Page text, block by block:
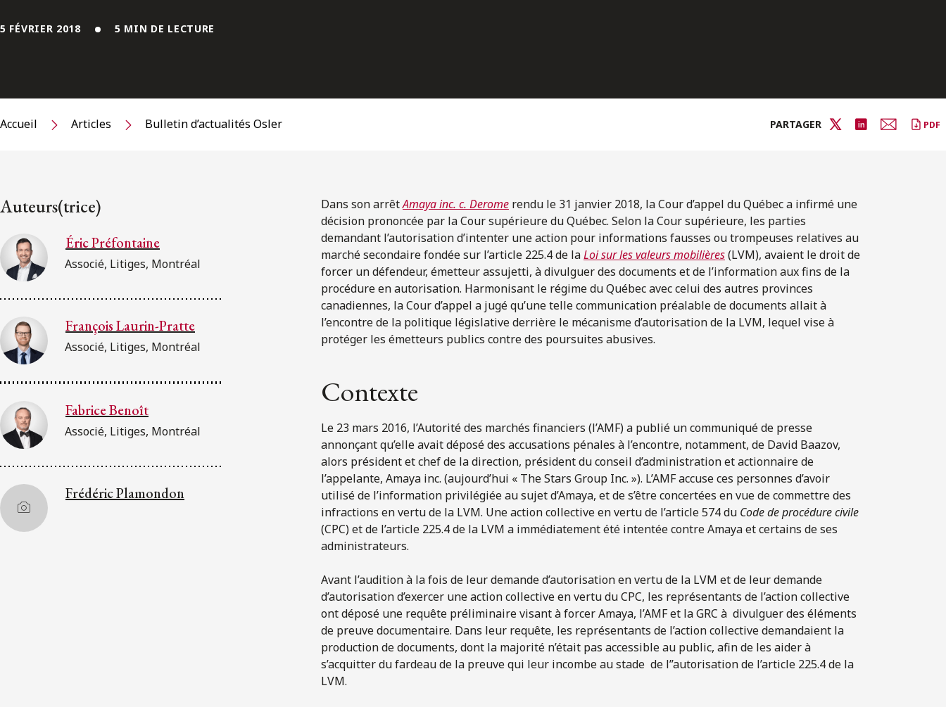
5 FÉVRIER 2018 5 MIN DE LECTURE
Accueil Articles Bulletin d’actualités Osler PARTAGER PDF
Auteurs(trice)
Éric Préfontaine
Associé, Litiges, Montréal
François Laurin-Pratte
Associé, Litiges, Montréal
Fabrice Benoît
Associé, Litiges, Montréal
Frédéric Plamondon
Dans son arrêtAmaya inc. c. Derome rendu le 31 janvier 2018, la Cour d’appel du Québec a infirmé une
décision prononcée par la Cour supérieure du Québec. Selon la Cour supérieure, les parties
demandant l’autorisation d’intenter une action pour informations fausses ou trompeuses relatives au
marché secondaire fondée sur l’article 225.4 de laLoi sur les valeurs mobilières(LVM), avaient le droit de
forcer un défendeur, émetteur assujetti, à divulguer des documents et de l’information aux fins de la
procédure en autorisation. Harmonisant le régime du Québec avec celui des autres provinces
canadiennes, la Cour d’appel a jugé qu’une telle communication préalable de documents allait à
l’encontre de la politique législative derrière le mécanisme d’autorisation de la LVM, lequel vise à
protéger les émetteurs publics contre des poursuites abusives.
Contexte
Le 23 mars 2016, l’Autorité des marchés financiers (l’AMF) a publié un communiqué de presse
annonçant qu’elle avait déposé des accusations pénales à l’encontre, notamment, de David Baazov,
alors président et chef de la direction, président du conseil d’administration et actionnaire de
l’appelante, Amaya inc. (aujourd’hui « The Stars Group Inc. »). L’AMF accuse ces personnes d’avoir
utilisé de l’information privilégiée au sujet d’Amaya, et de s’être concertées en vue de commettre des
infractions en vertu de la LVM. Une action collective en vertu de l’article 574 du Code de procédure civile
(CPC) et de l’article 225.4 de la LVM a immédiatement été intentée contre Amaya et certains de ses
administrateurs.
Avant l’audition à la fois de leur demande d’autorisation en vertu de la LVM et de leur demande
d’autorisation d’exercer une action collective en vertu du CPC, les représentants de l’action collective
ont déposé une requête préliminaire visant à forcer Amaya, l’AMF et la GRC à divulguer des éléments
de preuve documentaire. Dans leur requête, les représentants de l’action collective demandaient la
production de documents, dont la majorité n’était pas accessible au public, afin de les aider à
s’acquitter du fardeau de la preuve qui leur incombe au stade de l’’autorisation de l’article 225.4 de la
LVM.